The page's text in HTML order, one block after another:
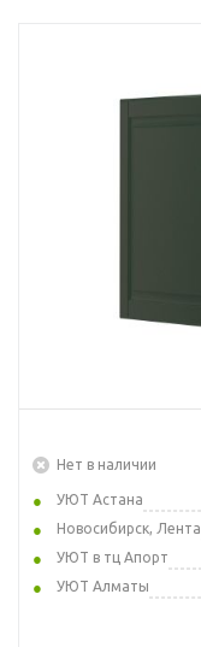
Нет в наличии
УЮТ Астана
Новосибирск, Лента
УЮТ в тц Апорт
УЮТ Алматы